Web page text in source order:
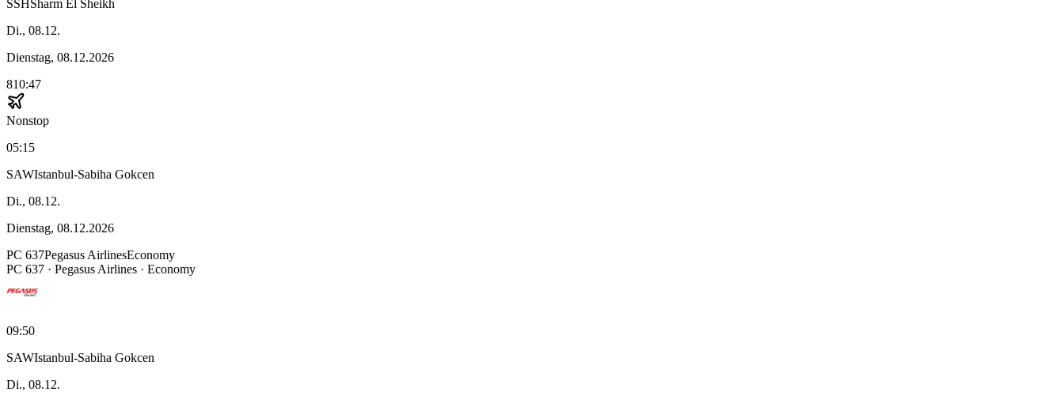
SSHSharm El Sheikh
Di., 08.12.
Dienstag, 08.12.2026
810:47
Nonstop
05:15
SAWIstanbul-Sabiha Gokcen
Di., 08.12.
Dienstag, 08.12.2026
PC 637Pegasus AirlinesEconomy
PC 637 · Pegasus Airlines · Economy
09:50
SAWIstanbul-Sabiha Gokcen
Di., 08.12.